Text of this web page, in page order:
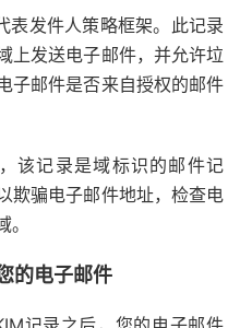
表发件人策略框架。此记录
上发送电子邮件，并允许垃
子邮件是否来自授权的邮件
该记录是域标识的邮件记
欺骗电子邮件地址，检查电
的电子邮件